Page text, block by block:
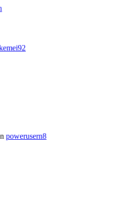
powerusern8